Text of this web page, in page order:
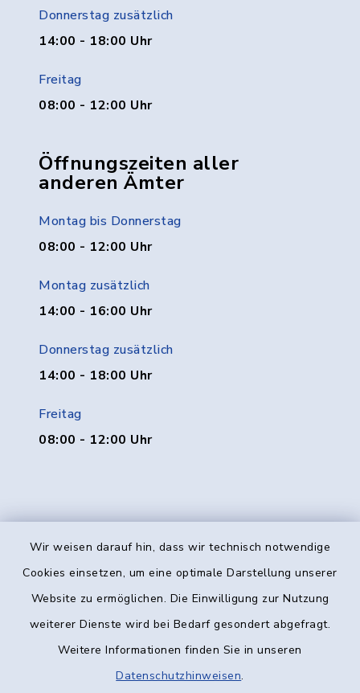
Wir weisen darauf hin, dass wir technisch notwendige
Cookies einsetzen, um eine optimale Darstellung unserer
Website zu ermöglichen. Die Einwilligung zur Nutzung
weiterer Dienste wird bei Bedarf gesondert abgefragt.
Weitere Informationen finden Sie in unseren
Datenschutzhinweisen.
Donnerstag zusätzlich
14:00 - 18:00 Uhr
Freitag
08:00 - 12:00 Uhr
Öffnungszeiten aller
anderen Ämter
Montag bis Donnerstag
08:00 - 12:00 Uhr
Montag zusätzlich
14:00 - 16:00 Uhr
Donnerstag zusätzlich
14:00 - 18:00 Uhr
Freitag
08:00 - 12:00 Uhr
Kontakt
Datenschutz